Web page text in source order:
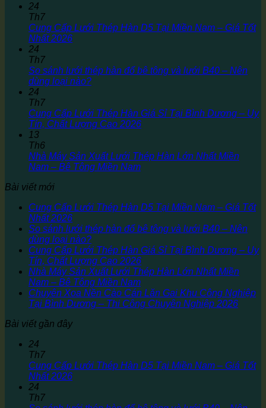
24
Th7
Cung Cấp Lưới Thép Hàn D5 Tại Miền Nam – Giá Tốt
Nhất 2026
24
Th7
So sánh lưới thép hàn đổ bê tông và lưới B40 – Nên
dùng loại nào?
24
Th7
Cung Cấp Lưới Thép Hàn Giá Sỉ Tại Bình Dương – Uy
Tín, Chất Lượng Cao 2026
13
Th6
Nhà Máy Sản Xuất Lưới Thép Hàn Lớn Nhất Miền
Nam – Bê Tông Miền Nam
Bài viết mới
Cung Cấp Lưới Thép Hàn D5 Tại Miền Nam – Giá Tốt
Nhất 2026
So sánh lưới thép hàn đổ bê tông và lưới B40 – Nên
dùng loại nào?
Cung Cấp Lưới Thép Hàn Giá Sỉ Tại Bình Dương – Uy
Tín, Chất Lượng Cao 2026
Nhà Máy Sản Xuất Lưới Thép Hàn Lớn Nhất Miền
Nam – Bê Tông Miền Nam
Chuyên Xoa Nền Cào Cán Lăn Gai Khu Công Nghiệp
Tại Bình Dương – Thi Công Chuyên Nghiệp 2026
Bài viết gần đây
24
Th7
Cung Cấp Lưới Thép Hàn D5 Tại Miền Nam – Giá Tốt
Nhất 2026
24
Th7